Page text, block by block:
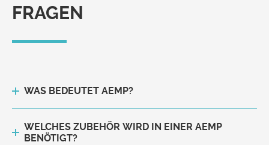
FRAGEN
WAS BEDEUTET AEMP?
WELCHES ZUBEHÖR WIRD IN EINER AEMP
BENÖTIGT?